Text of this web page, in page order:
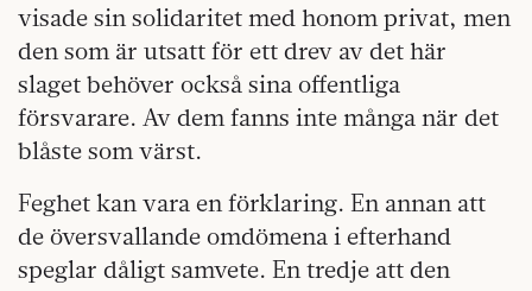
visade sin solidaritet med honom privat, men
den som är utsatt för ett drev av det här
slaget behöver också sina offentliga
försvarare. Av dem fanns inte många när det
blåste som värst.
Feghet kan vara en förklaring. En annan att
de översvallande omdömena i efterhand
speglar dåligt samvete. En tredje att den